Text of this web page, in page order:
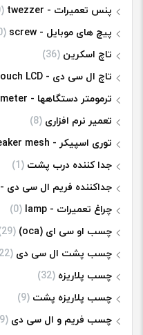
پنس تعمیرات - twezzer
(0)
پیچ های موبایل - screw
(0)
تاچ اسکرین (36)
تاچ ال سی دی - Touch LCD
ترمومتر دستگاهها - termometer
تعمیر نرم افزاری (8)
توری اسپیکر - speaker mesh
جدا کننده درب پشت (1)
جداکننده فریم ال سی دی - frame remove
چراغ تعمیرات - lamp
(0)
چسب او سی ای (oca)
(29)
چسب پشت ال سی دی (22)
چسب پلاریزه (32)
چسب پلاریزه پشت (9)
چسب فریم و ال سی دی (29)